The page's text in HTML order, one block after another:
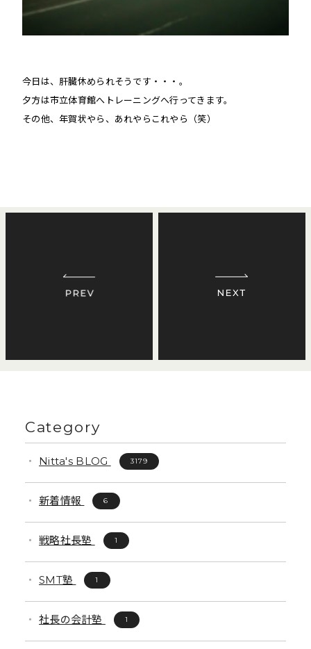
今日は、肝臓休められそうです・・・。
夕方は市立体育館へトレーニングへ行ってきます。
その他、年賀状やら、あれやらこれやら（笑）
Category
Nitta's BLOG 3179
新着情報 6
戦略社長塾 1
SMT塾 1
社長の会計塾 1